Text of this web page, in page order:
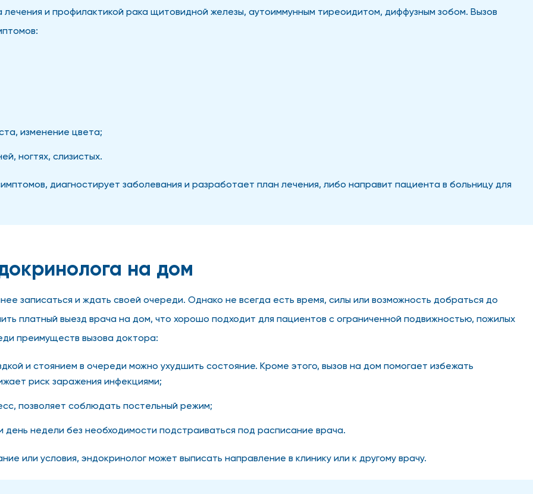
и профилактикой рака щитовидной железы, аутоиммунным тиреоидитом, диффузным зобом. Вызов
изменение цвета;
ногтях, слизистых.
диагностирует заболевания и разработает план лечения, либо направит пациента в больницу для
на дом
записаться и ждать своей очереди. Однако не всегда есть время, силы или возможность добраться до
платный выезд врача на дом, что хорошо подходит для пациентов с ограниченной подвижностью, пожилых
преимуществ вызова доктора:
и стоянием в очереди можно ухудшить состояние. Кроме этого, вызов на дом помогает избежать
риск заражения инфекциями;
позволяет соблюдать постельный режим;
недели без необходимости подстраиваться под расписание врача.
или условия, эндокринолог может выписать направление в клинику или к другому врачу.